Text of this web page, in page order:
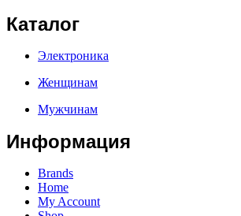
Каталог
Электроника
Женщинам
Мужчинам
Информация
Brands
Home
My Account